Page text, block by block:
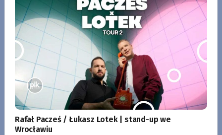
Rafał Pacześ / Łukasz Lotek | stand-up we
Wrocławiu